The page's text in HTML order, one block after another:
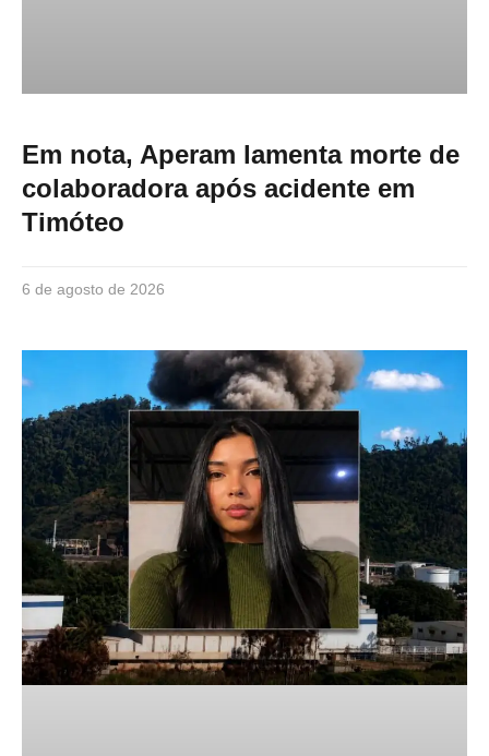
Em nota, Aperam lamenta morte de
colaboradora após acidente em
Timóteo
6 de agosto de 2026